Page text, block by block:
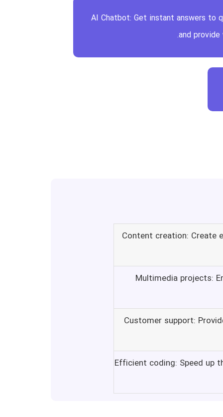
AI Chatbot: Get instant answers to
and provide
Content creation: Create
Multimedia projects:
Customer support:
Efficient coding: Speed up